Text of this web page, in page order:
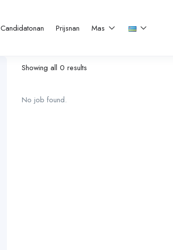
Candidatonan Prijsnan Mas
Showing all 0 results
No job found.